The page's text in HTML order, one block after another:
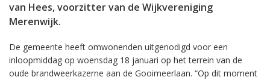
van Hees, voorzitter van de Wijkvereniging
Merenwijk.
De gemeente heeft omwonenden uitgenodigd voor een
inloopmiddag op woensdag 18 januari op het terrein van de
oude brandweerkazerne aan de Gooimeerlaan. “Op dit moment